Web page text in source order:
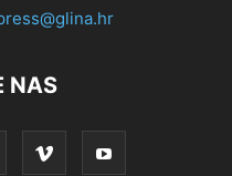
NAS